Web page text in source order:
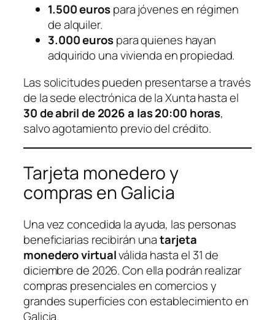
1.500 eurospara jóvenes en régimen
de alquiler.
3.000 eurospara quienes hayan
adquirido una vivienda en propiedad.
Las solicitudes pueden presentarse a través
de la sede electrónica de la Xunta hasta el
30 de abril de 2026 a las 20:00 horas,
salvo agotamiento previo del crédito.
Tarjeta monedero y
compras en Galicia
Una vez concedida la ayuda, las personas
beneficiarias recibirán unatarjeta
monedero virtualválida hasta el 31 de
diciembre de 2026. Con ella podrán realizar
compras presenciales en comercios y
grandes superficies con establecimiento en
Galicia.